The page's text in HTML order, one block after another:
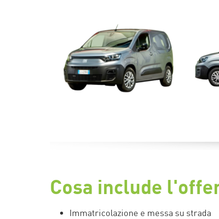
Cosa include
Immatricolazione e messa su strada